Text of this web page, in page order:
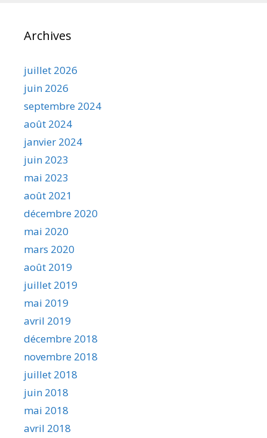
Archives
juillet 2026
juin 2026
septembre 2024
août 2024
janvier 2024
juin 2023
mai 2023
août 2021
décembre 2020
mai 2020
mars 2020
août 2019
juillet 2019
mai 2019
avril 2019
décembre 2018
novembre 2018
juillet 2018
juin 2018
mai 2018
avril 2018